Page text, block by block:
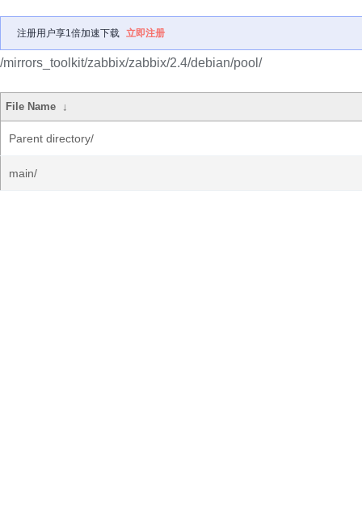
注册用户享1倍加速下载 立即注册
/mirrors_toolkit/zabbix/zabbix/2.4/debian/pool/
File Name ↓
Parent directory/
main/